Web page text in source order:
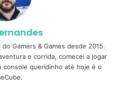
Gamers & Games desde 2015.
e corrida, comecei a jogar
console queridinho até hoje é o